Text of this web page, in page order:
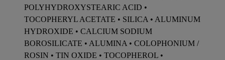
POLYHYDROXYSTEARIC ACID •
TOCOPHERYL ACETATE • SILICA • ALUMINUM
HYDROXIDE • CALCIUM SODIUM
BOROSILICATE • ALUMINA • COLOPHONIUM /
ROSIN • TIN OXIDE • TOCOPHEROL •